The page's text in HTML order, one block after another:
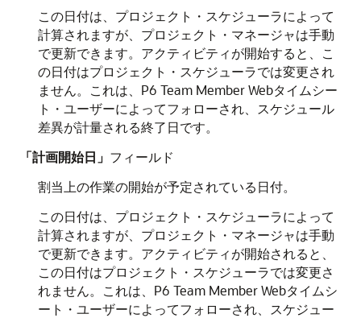
この日付は、プロジェクト・スケジューラによって
計算されますが、プロジェクト・マネージャは手動
で更新できます。アクティビティが開始すると、こ
の日付はプロジェクト・スケジューラでは変更され
ません。これは、P6 Team Member Webタイムシー
ト・ユーザーによってフォローされ、スケジュール
差異が計量される終了日です。
「計画開始日」 フィールド
割当上の作業の開始が予定されている日付。
この日付は、プロジェクト・スケジューラによって
計算されますが、プロジェクト・マネージャは手動
で更新できます。アクティビティが開始されると、
この日付はプロジェクト・スケジューラでは変更さ
れません。これは、P6 Team Member Webタイムシ
ート・ユーザーによってフォローされ、スケジュー